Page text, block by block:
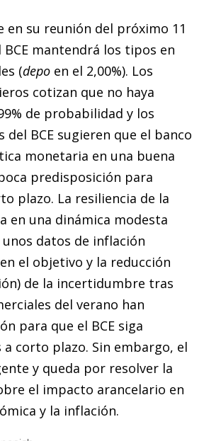
en su reunión del próximo 11
mantendrá los tipos en
(depo en el 2,00%). Los
cotizan que no haya
de probabilidad y los
del BCE sugieren que el banco
monetaria en una buena
predisposición para
plazo. La resiliencia de la
en una dinámica modesta
datos de inflación
el objetivo y la reducción
de la incertidumbre tras
del verano han
para que el BCE siga
corto plazo. Sin embargo, el
y queda por resolver la
el impacto arancelario en
y la inflación.